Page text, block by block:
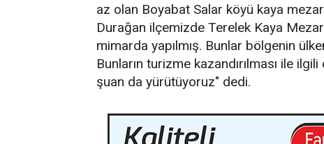
az olan Boyabat Salar köyü kaya
Durağan ilçemizde Terelek Kaya
mimarda yapılmış. Bunlar bölgenin
Bunların turizme kazandırılması ile
şuan da yürütüyoruz" dedi.